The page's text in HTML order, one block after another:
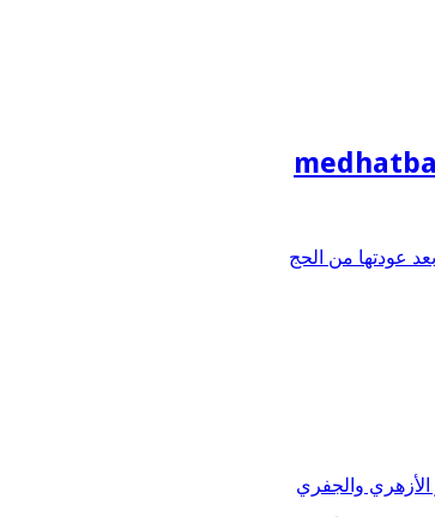
عودتها من الحج